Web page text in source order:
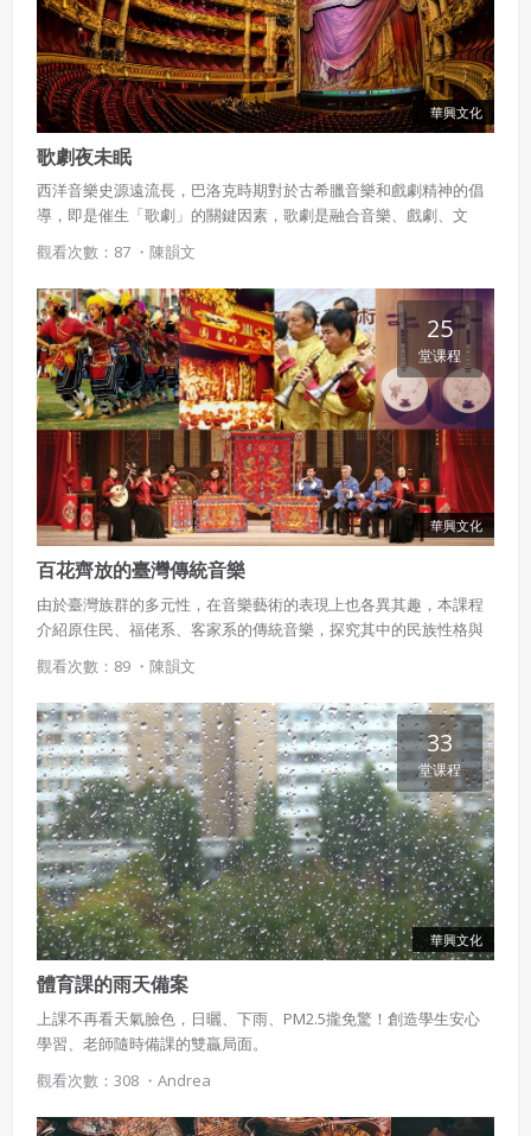
華興文化
歌劇夜未眠
西洋音樂史源遠流長，巴洛克時期對於古希臘音樂和戲劇精神的倡
導，即是催生「歌劇」的關鍵因素，歌劇是融合音樂、戲劇、文
學、舞蹈與舞臺布景於一身的表演藝術，發展至今，累積了許多經
典作品，值得細細品味。
觀看次數：87 ・ 陳韻文
華興文化
25
堂课程
百花齊放的臺灣傳統音樂
由於臺灣族群的多元性，在音樂藝術的表現上也各異其趣，本課程
介紹原住民、福佬系、客家系的傳統音樂，探究其中的民族性格與
時代精神。
觀看次數：89 ・ 陳韻文
華興文化
33
堂课程
體育課的雨天備案
上課不再看天氣臉色，日曬、下雨、PM2.5攏免驚！創造學生安心
學習、老師隨時備課的雙贏局面。
觀看次數：308 ・ Andrea
使用 Facebook 帳號登入
使用 Google 帳號登入
使用 Google 帳號註冊
已閱讀
緣會員有意願吉寶知識系統（本系統），經註冊本
系統表示您同意會員合約：
一、定義條款
授權內容：係指吉寶系統有限公司（吉寶系統公司）所有或
經授權使用而置放於吉寶知識系統網站或系統內之著作物。
衍生著作：係指就授權內容改作之創作。
二、會員規範
會員同意遵守本系統之會員規範、著作權條款及隱私權政
策。
違反前項約定者，本系統得終止會員資格。
我同意上述會員條款